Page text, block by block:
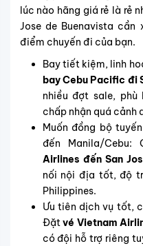
lúc nào hãng giá rẻ là rẻ
Jose de Buenavista
điểm chuyến đi của bạn.
Bay tiết kiệm, linh
bay Cebu Pacific đi
nhiều đợt sale, phù
chấp nhận quá cảnh
Muốn đồng bộ
đến Manila/Cebu:
Airlines đến San
nối nội địa tốt, độ
Philippines.
Ưu tiên dịch vụ tốt,
Đặtvé Vietnam
có đội hỗ trợ riêng